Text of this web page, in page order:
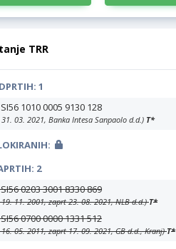
TRR
1
1010 0005 9130 128
03. 2021, Banka Intesa Sanpaolo d.d.) T*
2
0203 3001 8330 869
11. 2001, zaprt 23. 08. 2021, NLB d.d.)T*
0700 0000 1331 512
05. 2011, zaprt 17. 09. 2021, GB d.d., Kranj)T*